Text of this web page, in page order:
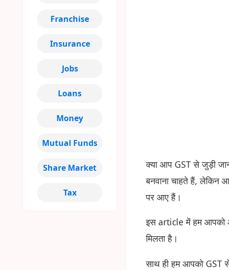
क्या आप GST से जुड़ी
बनवाना चाहते हैं, लेकिन
पर आए हैं।
इस article में हम आपको
मिलता है।
साथ ही हम आपको GST
Franchise
Insurance
Jobs
Loans
Money
Mutual Funds
Share Market
Tax